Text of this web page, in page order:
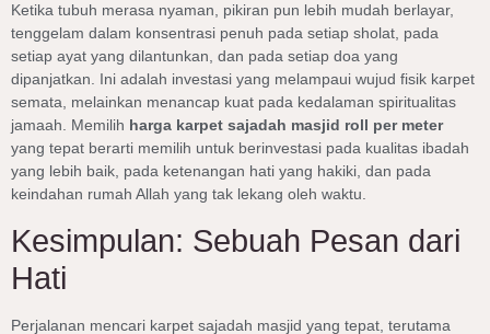
Ketika tubuh merasa nyaman, pikiran pun lebih mudah berlayar,
tenggelam dalam konsentrasi penuh pada setiap sholat, pada
setiap ayat yang dilantunkan, dan pada setiap doa yang
dipanjatkan. Ini adalah investasi yang melampaui wujud fisik karpet
semata, melainkan menancap kuat pada kedalaman spiritualitas
jamaah. Memilih harga karpet sajadah masjid roll per meter
yang tepat berarti memilih untuk berinvestasi pada kualitas ibadah
yang lebih baik, pada ketenangan hati yang hakiki, dan pada
keindahan rumah Allah yang tak lekang oleh waktu.
Kesimpulan: Sebuah Pesan dari
Hati
Perjalanan mencari karpet sajadah masjid yang tepat, terutama